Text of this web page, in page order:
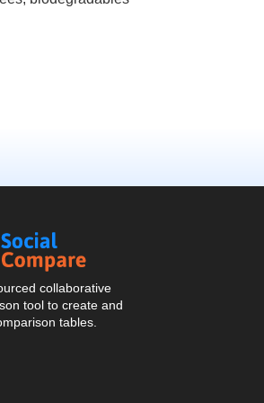
collaborative
tool to create and
tables.